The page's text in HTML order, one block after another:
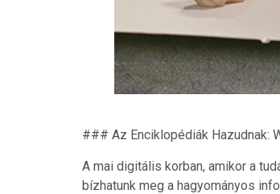
### Az Enciklopédiák Hazudnak:
A mai digitális korban, amikor a
bízhatunk meg a hagyományos